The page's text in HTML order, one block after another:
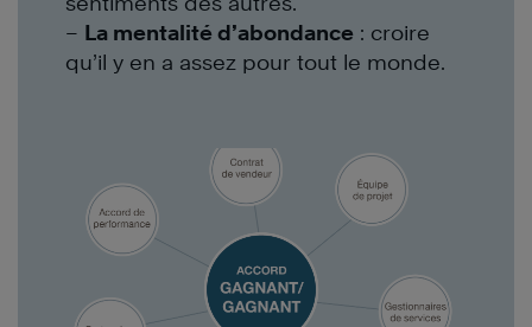
– La mentalité d’abondance : croire
qu’il y en a assez pour tout le monde.